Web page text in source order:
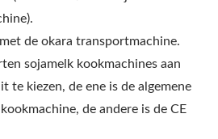
de okara transportmachine.
sojamelk kookmachines aan
te kiezen, de ene is de algemene
de andere is de CE